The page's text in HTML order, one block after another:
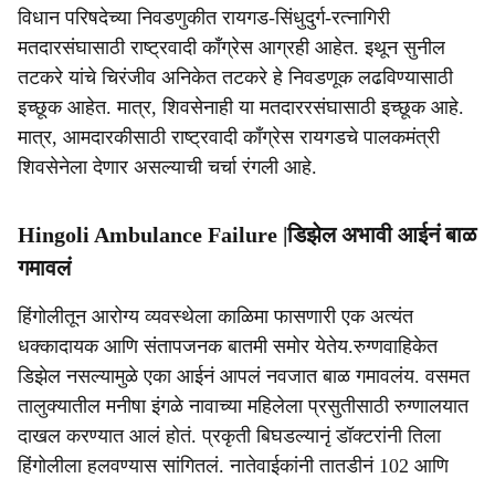
विधान परिषदेच्या निवडणुकीत रायगड-सिंधुदुर्ग-रत्नागिरी
मतदारसंघासाठी राष्ट्रवादी काँग्रेस आग्रही आहेत. इथून सुनील
तटकरे यांचे चिरंजीव अनिकेत तटकरे हे निवडणूक लढविण्यासाठी
इच्छूक आहेत. मात्र, शिवसेनाही या मतदाररसंघासाठी इच्छूक आहे.
मात्र, आमदारकीसाठी राष्ट्रवादी काँग्रेस रायगडचे पालकमंत्री
शिवसेनेला देणार असल्याची चर्चा रंगली आहे.
Hingoli Ambulance Failure |डिझेल अभावी आईनं बाळ
गमावलं
हिंगोलीतून आरोग्य व्यवस्थेला काळिमा फासणारी एक अत्यंत
धक्कादायक आणि संतापजनक बातमी समोर येतेय.रुग्णवाहिकेत
डिझेल नसल्यामुळे एका आईनं आपलं नवजात बाळ गमावलंय. वसमत
तालुक्यातील मनीषा इंगळे नावाच्या महिलेला प्रसुतीसाठी रुग्णालयात
दाखल करण्यात आलं होतं. प्रकृती बिघडल्यानृं डॉक्टरांनी तिला
हिंगोलीला हलवण्यास सांगितलं. नातेवाईकांनी तातडीनं 102 आणि